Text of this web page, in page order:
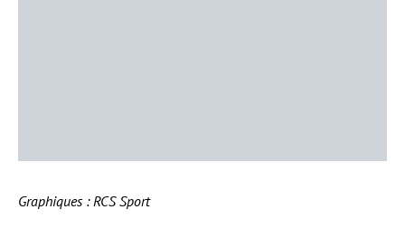
Graphiques : RCS Sport